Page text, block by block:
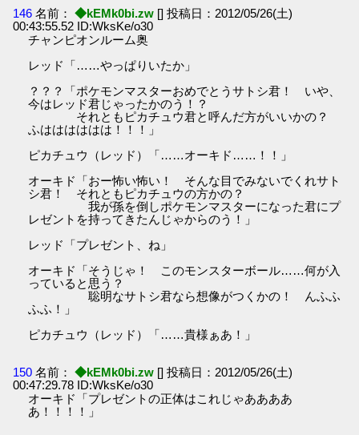
146 名前： ◆kEMk0bi.zw [] 投稿日：2012/05/26(土)
00:43:55.52 ID:WksKe/o30
チャンピオンルーム奥
レッド「……やっぱりいたか」
？？？「ポケモンマスターおめでとうサトシ君！ いや、
今はレッド君じゃったかのう！？
それともピカチュウ君と呼んだ方がいいかの？
ふはははははは！！！」
ピカチュウ（レッド）「……オーキド……！！」
オーキド「おー怖い怖い！ そんな目でみないでくれサト
シ君！ それともピカチュウの方かの？
我が孫を倒しポケモンマスターになった君にプ
レゼントを持ってきたんじゃからのう！」
レッド「プレゼント、ね」
オーキド「そうじゃ！ このモンスターボール……何が入
っていると思う？
聡明なサトシ君なら想像がつくかの！ んふふ
ふふ！」
ピカチュウ（レッド）「……貴様ぁあ！」
150 名前： ◆kEMk0bi.zw [] 投稿日：2012/05/26(土)
00:47:29.78 ID:WksKe/o30
オーキド「プレゼントの正体はこれじゃああああ
あ！！！！」